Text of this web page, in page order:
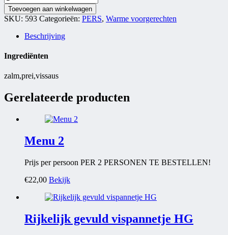
Toevoegen aan winkelwagen
SKU: 593 Categorieën: PERS, Warme voorgerechten
Beschrijving
Ingrediënten
zalm,prei,vissaus
Gerelateerde producten
Menu 2
Prijs per persoon PER 2 PERSONEN TE BESTELLEN!
€22,00 Bekijk
Rijkelijk gevuld vispannetje HG